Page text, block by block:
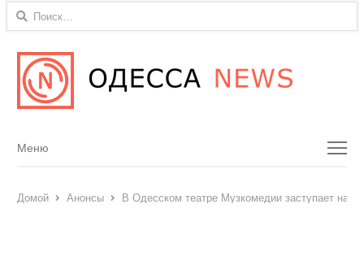
Найти:
Menu
Меню
Домой Анонсы В Одесском театре Музкомедии заступает на